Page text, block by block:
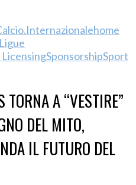
home
Ligue
SponsorshipSport
A “VESTIRE”
DEL MITO,
IL FUTURO DEL